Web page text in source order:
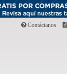
Contáctanos